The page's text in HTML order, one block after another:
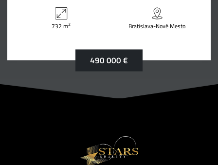
732 m2 Bratislava-Nové Mesto
490 000 €